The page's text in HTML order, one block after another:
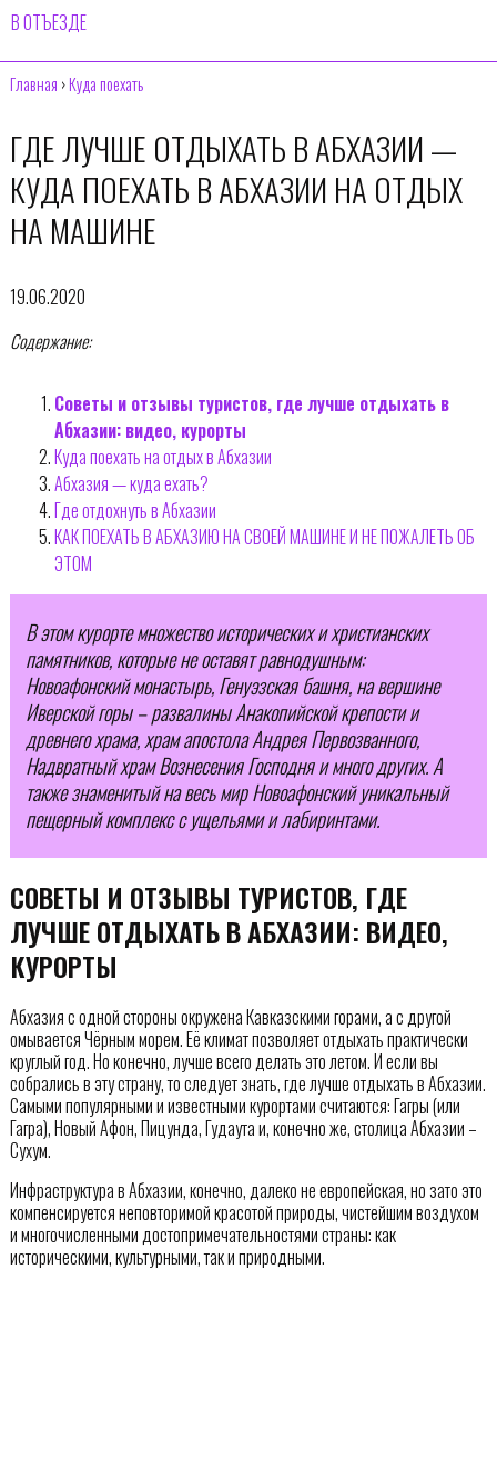
В ОТЪЕЗДЕ
Главная ›Куда поехать
ГДЕ ЛУЧШЕ ОТДЫХАТЬ В АБХАЗИИ —
КУДА ПОЕХАТЬ В АБХАЗИИ НА ОТДЫХ
НА МАШИНЕ
19.06.2020
Содержание:
Советы и отзывы туристов, где лучше отдыхать в
Абхазии: видео, курорты
Куда поехать на отдых в Абхазии
Абхазия — куда ехать?
Где отдохнуть в Абхазии
КАК ПОЕХАТЬ В АБХАЗИЮ НА СВОЕЙ МАШИНЕ И НЕ ПОЖАЛЕТЬ ОБ
ЭТОМ
В этом курорте множество исторических и христианских
памятников, которые не оставят равнодушным:
Новоафонский монастырь, Генуэзская башня, на вершине
Иверской горы – развалины Анакопийской крепости и
древнего храма, храм апостола Андрея Первозванного,
Надвратный храм Вознесения Господня и много других. А
также знаменитый на весь мир Новоафонский уникальный
пещерный комплекс с ущельями и лабиринтами.
СОВЕТЫ И ОТЗЫВЫ ТУРИСТОВ, ГДЕ
ЛУЧШЕ ОТДЫХАТЬ В АБХАЗИИ: ВИДЕО,
КУРОРТЫ
Абхазия с одной стороны окружена Кавказскими горами, а с другой
омывается Чёрным морем. Её климат позволяет отдыхать практически
круглый год. Но конечно, лучше всего делать это летом. И если вы
собрались в эту страну, то следует знать, где лучше отдыхать в Абхазии.
Самыми популярными и известными курортами считаются: Гагры (или
Гагра), Новый Афон, Пицунда, Гудаута и, конечно же, столица Абхазии –
Сухум.
Инфраструктура в Абхазии, конечно, далеко не европейская, но зато это
компенсируется неповторимой красотой природы, чистейшим воздухом
и многочисленными достопримечательностями страны: как
историческими, культурными, так и природными.